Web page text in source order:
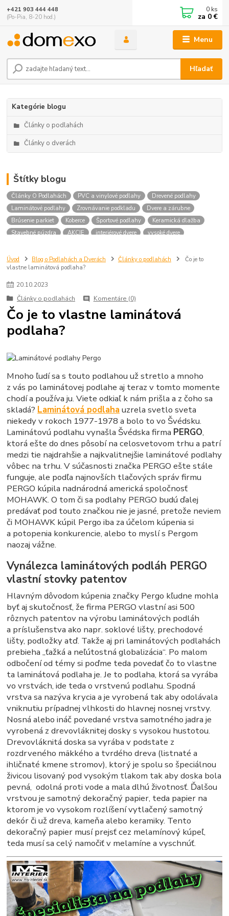
Menu
Hľadať
+421 903 444 448
(Po-Pia, 8-20 hod.)
0 ks
za 0 €
Kategórie blogu
Články o podlahách
Články o dverách
Štítky blogu
Články O Podlahách PVC a vinylové podlahy
Drevené podlahy
Laminátové podlahy
Zrovnávanie podkladu
Dvere a zárubne
Brúsenie parkiet
Koberce Športové podlahy
Keramická dlažba
Stavebné púzdra
AKCIE interiérové dvere
vysoké dvere
dvere na mieru
Úvod Blog o Podlahách a Dverách Články o podlahách
Čo je to
vlastne laminátová podlaha?
20.10.2023
Články o podlahách
Komentáre (0)
Čo je to vlastne laminátová
podlaha?
Mnoho ľudí sa s touto podlahou už stretlo a mnoho
z vás po laminátovej podlahe aj teraz v tomto momente
chodí a používa ju. Viete odkiaľ k nám prišla a z čoho sa
skladá? Laminátová podlahauzrela svetlo sveta
niekedy v rokoch 1977-1978 a bolo to vo Švédsku.
Laminátovú podlahu vynašla Švédska firma PERGO,
ktorá ešte do dnes pôsobí na celosvetovom trhu a patrí
medzi tie najdrahšie a najkvalitnejšie laminátové podlahy
vôbec na trhu. V súčasnosti značka PERGO ešte stále
funguje, ale podľa najnovších tlačových správ firmu
PERGO kúpila nadnárodná americká spoločnosť
MOHAWK. O tom či sa podlahy PERGO budú ďalej
predávať pod touto značkou nie je jasné, pretože neviem
či MOHAWK kúpil Pergo iba za účelom kúpenia si
a potopenia konkurencie, alebo to myslí s Pergom
naozaj vážne.
Vynálezca laminátových podláh PERGO
vlastní stovky patentov
Hlavným dôvodom kúpenia značky Pergo kľudne mohla
byť aj skutočnosť, že firma PERGO vlastní asi 500
rôznych patentov na výrobu laminátových podláh
a príslušenstva ako napr. soklové lišty, prechodové
lišty, podložky atď. Takže aj pri laminátových podlahách
prebieha „ťažká a neľútostná globalizácia“. Po malom
odbočení od témy si poďme teda povedať čo to vlastne
ta laminátová podlaha je. Je to podlaha, ktorá sa vyrába
vo vrstvách, ide teda o vrstvenú podlahu. Spodná
vrstva sa nazýva krycia a je vyrobená tak aby odolávala
vniknutiu prípadnej vlhkosti do hlavnej nosnej vrstvy.
Nosná alebo ináč povedané vrstva samotného jadra je
vyrobená z drevovláknitej dosky s vysokou hustotou.
Drevovláknitá doska sa vyrába v podstate z
rozdrveného mäkkého a tvrdého dreva (listnaté a
ihličnaté kmene stromov), ktorý je spolu so špeciálnou
živicou lisovaný pod vysokým tlakom tak aby doska bola
pevná, odolná proti vode a mala dlhú životnosť. Ďalšou
vrstvou je samotný dekoračný papier, teda papier na
ktorom je vo vysokom rozlíšení vytlačený samotný
dekór či už dreva, kameňa alebo keramiky. Tento
dekoračný papier musí prejsť cez melamínový kúpeľ,
teda musí sa celý namočiť v melamíne a vyschnúť.